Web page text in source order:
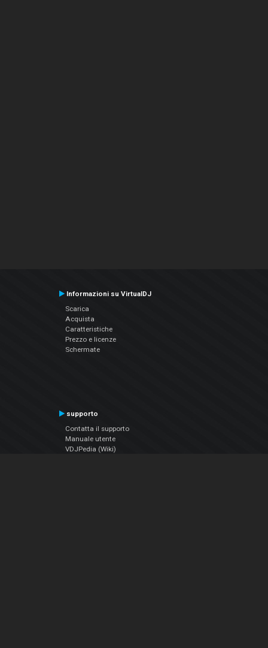
Informazioni su VirtualDJ
Scarica
Acquista
Caratteristiche
Prezzo e licenze
Schermate
supporto
Contatta il supporto
Manuale utente
VDJPedia (Wiki)